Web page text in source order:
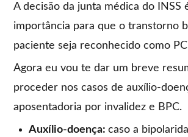
A decisão da junta médica do INSS
importância para que o transtorno
paciente seja reconhecido como
Agora eu vou te dar um breve
proceder nos casos de auxílio-
aposentadoria por invalidez e BPC.
Auxílio-doença:caso a